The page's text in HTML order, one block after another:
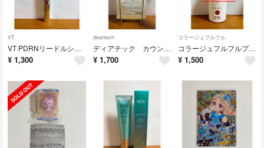
VT
VT PDRNリードルショットアイリフター
¥ 1,300
deartech
ディアテック カウンセリングプレシャンプー
¥ 1,700
コラージュフルフル
コラージュフルフルプラス シャンプー うるおいタイプ
¥ 1,500